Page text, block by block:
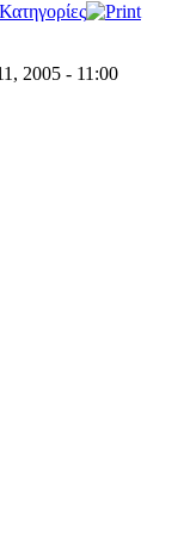
2005 - 11:00